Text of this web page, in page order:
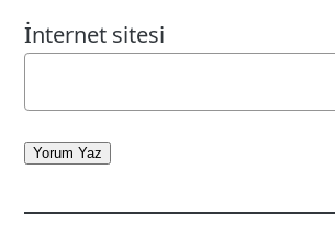
İnternet sitesi
Yorum Yaz